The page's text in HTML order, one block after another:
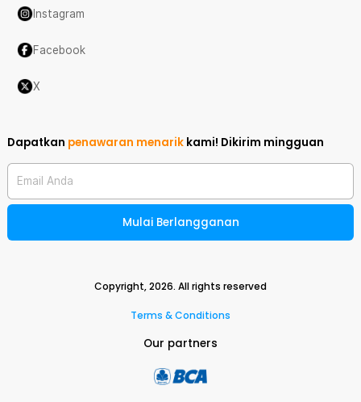
Instagram
Facebook
X
Dapatkan penawaran menarik kami! Dikirim mingguan
Email Anda
Mulai Berlangganan
Copyright,2026. All rights reserved
Terms & Conditions
Our partners